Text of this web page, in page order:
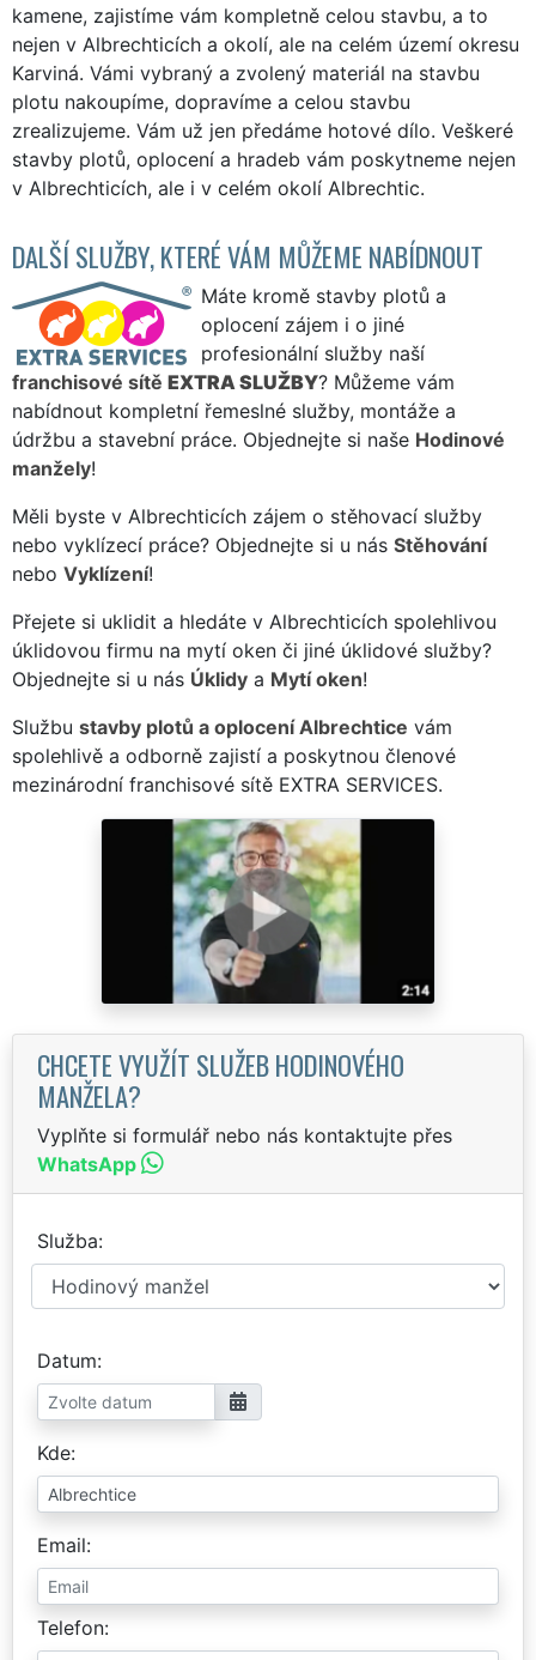
kamene, zajistíme vám kompletně celou stavbu, a to
nejen v Albrechticích a okolí, ale na celém území okresu
Karviná. Vámi vybraný a zvolený materiál na stavbu
plotu nakoupíme, dopravíme a celou stavbu
zrealizujeme. Vám už jen předáme hotové dílo. Veškeré
stavby plotů, oplocení a hradeb vám poskytneme nejen
v Albrechticích, ale i v celém okolí Albrechtic.
DALŠÍ SLUŽBY, KTERÉ VÁM MŮŽEME NABÍDNOUT
Máte kromě stavby plotů a
oplocení zájem i o jiné
profesionální služby naší
franchisové sítě EXTRA SLUŽBY? Můžeme vám
nabídnout kompletní řemeslné služby, montáže a
údržbu a stavební práce. Objednejte si naše Hodinové
manžely!
Měli byste v Albrechticích zájem o stěhovací služby
nebo vyklízecí práce? Objednejte si u nás Stěhování
nebo Vyklízení!
Přejete si uklidit a hledáte v Albrechticích spolehlivou
úklidovou firmu na mytí oken či jiné úklidové služby?
Objednejte si u nás Úklidy a Mytí oken!
Službu stavby plotů a oplocení Albrechtice vám
spolehlivě a odborně zajistí a poskytnou členové
mezinárodní franchisové sítě EXTRA SERVICES.
CHCETE VYUŽÍT SLUŽEB HODINOVÉHO
MANŽELA?
Vyplňte si formulář nebo nás kontaktujte přes
WhatsApp
Služba
Datum
Kde
Email
Telefon